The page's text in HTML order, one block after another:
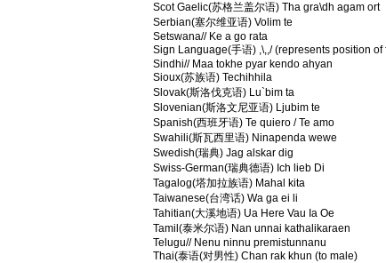
Scot Gaelic(苏格兰盖尔语) Tha gra\dh agam ort
Serbian(塞尔维亚语) Volim te
Setswana// Ke a go rata
Sign Language(手语) ,\,,/ (represents position
Sindhi// Maa tokhe pyar kendo ahyan
Sioux(苏族语) Techihhila
Slovak(斯洛伐克语) Lu`bim ta
Slovenian(斯洛文尼亚语) Ljubim te
Spanish(西班牙语) Te quiero / Te amo
Swahili(斯瓦西里语) Ninapenda wewe
Swedish(瑞典) Jag alskar dig
Swiss-German(瑞典德语) Ich lieb Di
Tagalog(塔加拉族语) Mahal kita
Taiwanese(台湾话) Wa ga ei li
Tahitian(大溪地语) Ua Here Vau Ia Oe
Tamil(泰米尔语) Nan unnai kathalikaraen
Telugu// Nenu ninnu premistunnanu
Thai(泰语(对男性) Chan rak khun (to male)